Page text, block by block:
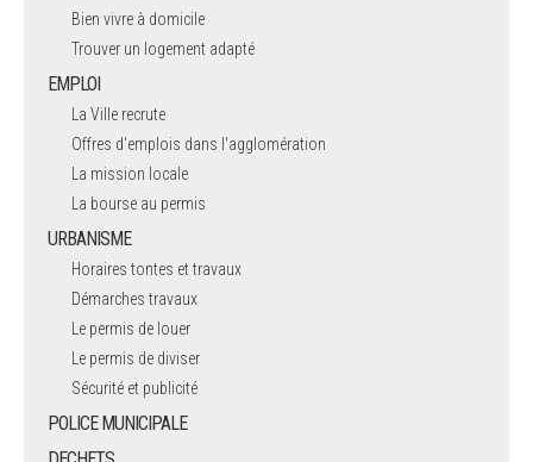
Bien vivre à domicile
Trouver un logement adapté
EMPLOI
La Ville recrute
Offres d'emplois dans l'agglomération
La mission locale
La bourse au permis
URBANISME
Horaires tontes et travaux
Démarches travaux
Le permis de louer
Le permis de diviser
Sécurité et publicité
POLICE MUNICIPALE